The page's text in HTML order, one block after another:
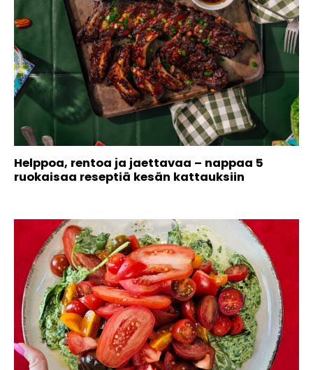
Helppoa, rentoa ja jaettavaa – nappaa 5
ruokaisaa reseptiä kesän kattauksiin